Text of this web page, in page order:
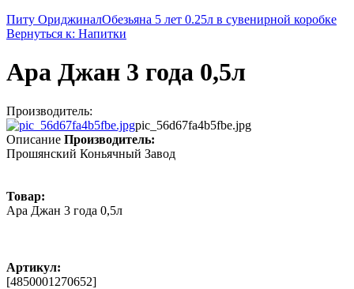
Питу ОриджиналОбезьяна 5 лет 0.25л в сувенирной коробке
Вернуться к: Напитки
Ара Джан 3 года 0,5л
Производитель:
pic_56d67fa4b5fbe.jpg
Описание Производитель:
Прошянский Коньячный Завод
Товар:
Ара Джан 3 года 0,5л
Артикул:
[4850001270652]